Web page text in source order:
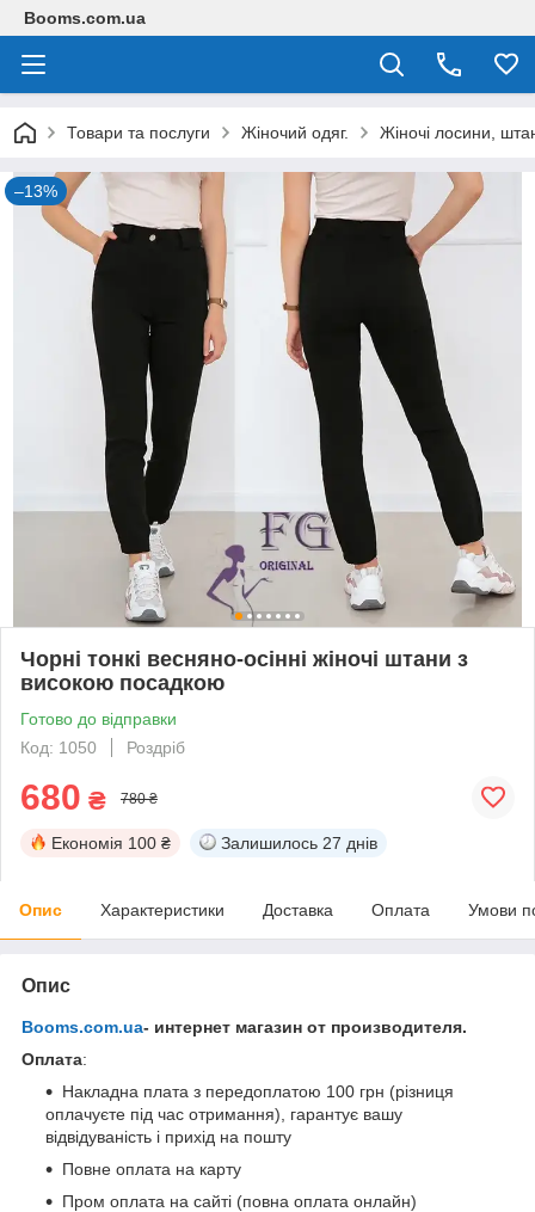
Booms.com.ua
Товари та послуги Жіночий одяг. Жіночі лосини,
–13%
Чорні тонкі весняно-осінні жіночі штани з
високою посадкою
Готово до відправки
Код: 1050
Роздріб
680 ₴ 780 ₴
Економія 100 ₴ Залишилось 27 днів
Опис Характеристики Доставка Оплата Умови
Опис
Booms.com.ua- интернет магазин от производителя.
Оплата:
Накладна плата з передоплатою 100 грн (різниця
оплачуєте під час отримання), гарантує вашу
відвідуваність і прихід на пошту
Повне оплата на карту
Пром оплата на сайті (повна оплата онлайн)